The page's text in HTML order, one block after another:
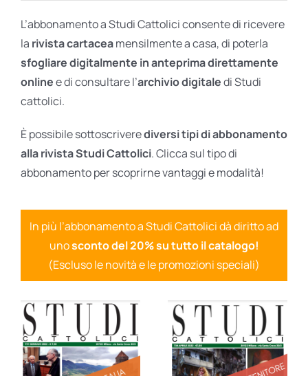
Ares Digital
Ares Gift Card
L’abbonamento a Studi Cattolici consente di ricevere
la rivista cartaceamensilmente a casa, di poterla
sfogliare digitalmente in anteprima direttamente
onlinee di consultare l’archivio digitaledi Studi
cattolici.
È possibile sottoscriverediversi tipi di abbonamento
alla rivista Studi Cattolici. Clicca sul tipo di
abbonamento per scoprirne vantaggi e modalità!
In più l’abbonamento a Studi Cattolici dà diritto ad
unosconto del 20% su tutto il catalogo!
(Escluso le novità e le promozioni speciali)